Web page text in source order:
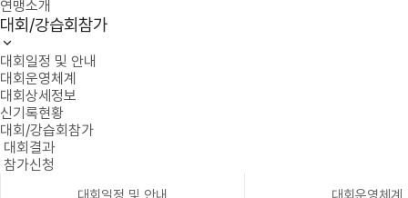
연맹소개
대회/강습회참가
대회일정 및 안내
대회운영체계
대회상세정보
신기록현황
대회/강습회참가
대회결과
참가신청